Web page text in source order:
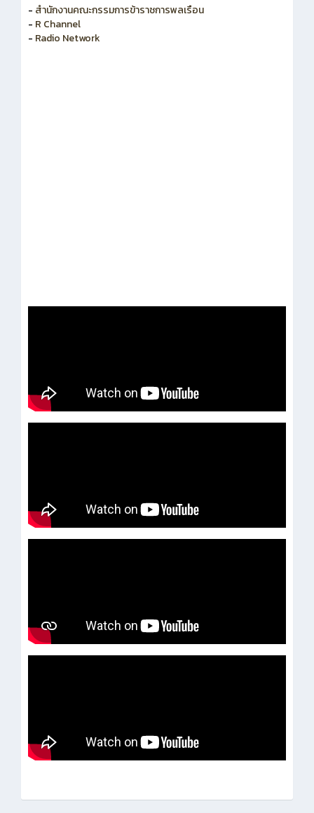
- สำนักงานคณะกรรมการข้าราชการพลเรือน
- R Channel
- Radio Network